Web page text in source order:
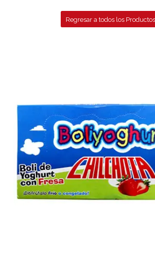
Regresar a todos los Productos